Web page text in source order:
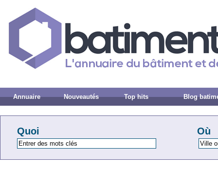
Annuaire Nouveautés Top hits Blog
Quoi Où